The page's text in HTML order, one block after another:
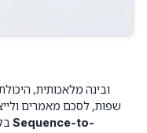
שפות, לסכם מאמרים
Sequence-to-